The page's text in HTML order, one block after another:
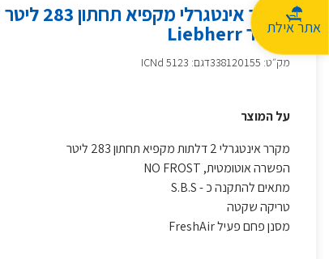
אתר אילתליבהר Liebherr
מק״ט:
338120155דגם: ICNd 5123
על המוצר
מקרר אינטגרלי 2 דלתות מקפיא תחתון 283 ליטר
הפשרה אוטומטית, NO FROST
מתאים להתקנה כ - S.B.S
טריקה שקטה
מסנן פחם פעיל FreshAir